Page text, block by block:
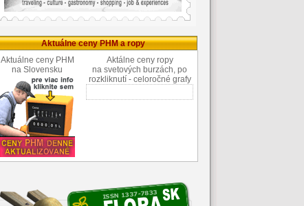
Aktuálne ceny PHM a ropy
Aktuálne ceny PHM
na Slovensku
Aktálne ceny ropy
na svetových burzách, po
rozkliknutí - celoročné grafy